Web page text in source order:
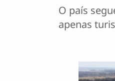
O país
apenas